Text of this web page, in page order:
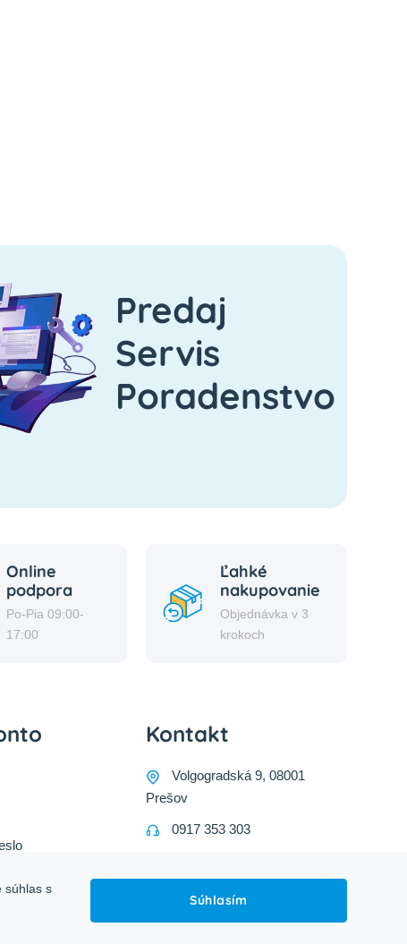
Predaj
Servis
Poradenstvo
Online
podpora
Po-Pia 09:00-
17:00
Ľahké
nakupovanie
Objednávka v 3
krokoch
Kontakt
Volgogradská 9, 08001
Prešov
0917 353 303
súhlas s
Súhlasím